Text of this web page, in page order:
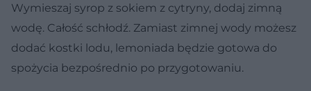
Wymieszaj syrop z sokiem z cytryny, dodaj zimną
wodę. Całość schłodź. Zamiast zimnej wody możesz
dodać kostki lodu, lemoniada będzie gotowa do
spożycia bezpośrednio po przygotowaniu.